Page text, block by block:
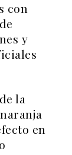
con
y
la
en